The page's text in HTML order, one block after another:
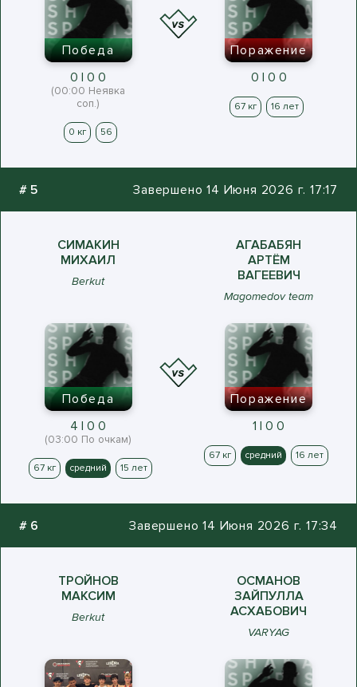
Победа
0 | 0 0
(00:00 Неявка
соп.)
0 кг 56
Поражение
0 | 0 0
67 кг 16 лет
# 5 Завершено 14 Июня 2026 г. 17:17
СИМАКИН
МИХАИЛ
Berkut
АГАБАБЯН
АРТЁМ
ВАГЕЕВИЧ
Magomedov team
Победа
4 | 0 0
(03:00 По очкам)
67 кг средний 15 лет
Поражение
1 | 0 0
67 кг средний 16 лет
# 6 Завершено 14 Июня 2026 г. 17:34
ТРОЙНОВ
МАКСИМ
Berkut
ОСМАНОВ
ЗАЙПУЛЛА
АСХАБОВИЧ
VARYAG